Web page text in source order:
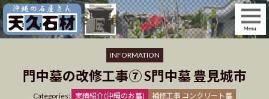
Skip
to
content
INFORMATION
門中墓の改修工事⑦ S門中墓 豊見城市
Categories: Categories
実績紹介(沖縄のお墓)
補修工事 コンクリート墓